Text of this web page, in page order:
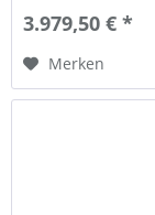
3.979,50 € *
Merken